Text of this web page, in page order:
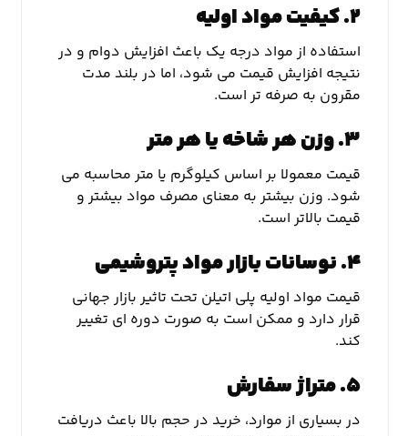
۲. کیفیت مواد اولیه
استفاده از مواد درجه یک باعث افزایش دوام و در
نتیجه افزایش قیمت می شود، اما در بلند مدت
مقرون به صرفه تر است.
۳. وزن هر شاخه یا هر متر
قیمت معمولا بر اساس کیلوگرم یا متر محاسبه می
شود. وزن بیشتر به معنای مصرف مواد بیشتر و
قیمت بالاتر است.
۴. نوسانات بازار مواد پتروشیمی
قیمت مواد اولیه پلی اتیلن تحت تاثیر بازار جهانی
قرار دارد و ممکن است به صورت دوره ای تغییر
کند.
۵. متراژ سفارش
در بسیاری از موارد، خرید در حجم بالا باعث دریافت